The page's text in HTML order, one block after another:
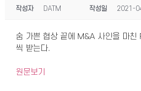
작성자 DATM 작성일 2021-
숨 가쁜 협상 끝에 M&A 사인을 마
씩 받는다.
원문보기